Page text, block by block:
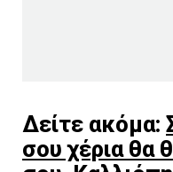
Δείτε ακόμα:
σου χέρια θα